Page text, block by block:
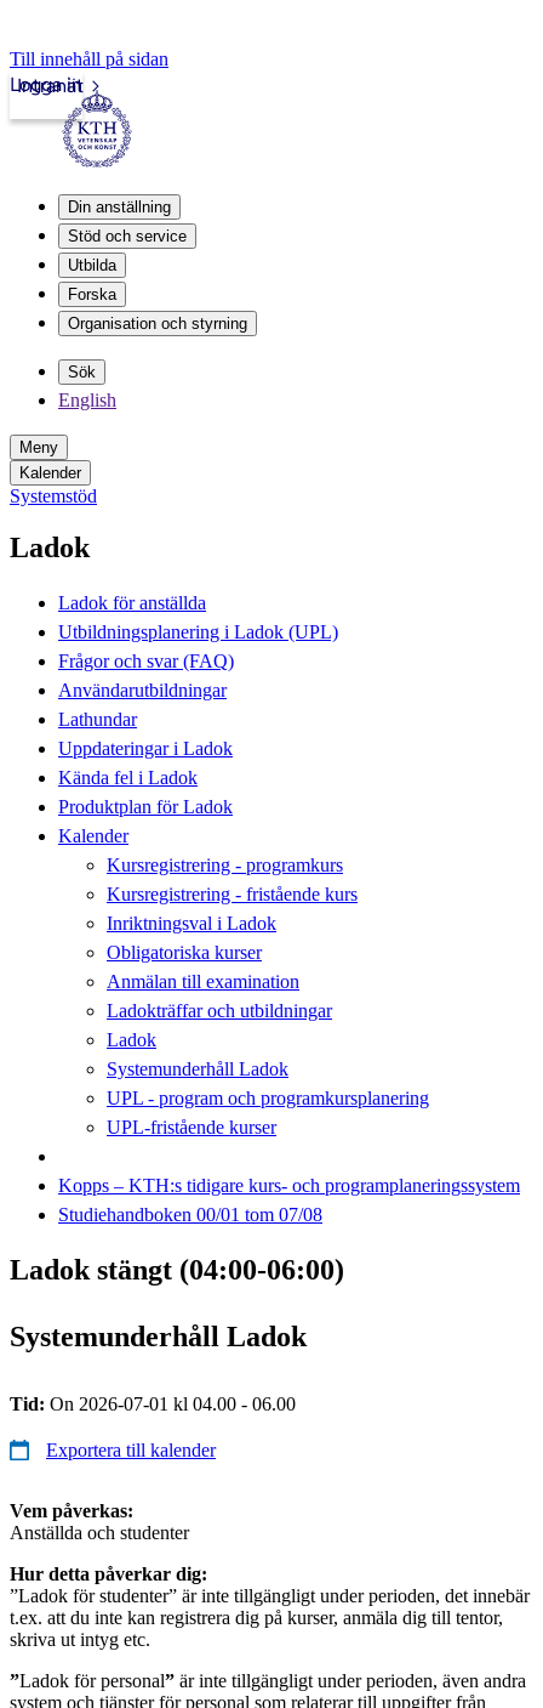
Till innehåll på sidan
Intranät
Logga in
Din anställning
Stöd och service
Utbilda
Forska
Organisation och styrning
Sök
English
Meny
Kalender
Systemstöd
Ladok
Ladok för anställda
Utbildningsplanering i Ladok (UPL)
Frågor och svar (FAQ)
Användarutbildningar
Lathundar
Uppdateringar i Ladok
Kända fel i Ladok
Produktplan för Ladok
Kalender
Kursregistrering - programkurs
Kursregistrering - fristående kurs
Inriktningsval i Ladok
Obligatoriska kurser
Anmälan till examination
Ladokträffar och utbildningar
Ladok
Systemunderhåll Ladok
UPL - program och programkursplanering
UPL-fristående kurser
Kopps – KTH:s tidigare kurs- och programplaneringssystem
Studiehandboken 00/01 tom 07/08
Ladok stängt (04:00-06:00)
Systemunderhåll Ladok
Tid: On 2026-07-01 kl 04.00 - 06.00
Exportera till kalender
Vem påverkas:
Anställda och studenter
Hur detta påverkar dig:
”Ladok för studenter” är inte tillgängligt under perioden, det innebär
t.ex. att du inte kan registrera dig på kurser, anmäla dig till tentor,
skriva ut intyg etc.
”Ladok för personal” är inte tillgängligt under perioden, även andra
system och tjänster för personal som relaterar till uppgifter från